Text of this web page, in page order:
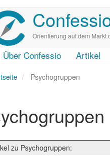
Orientierung auf dem Markt
Über Confessio Artikel
Psychogruppen
zu Psychogruppen: